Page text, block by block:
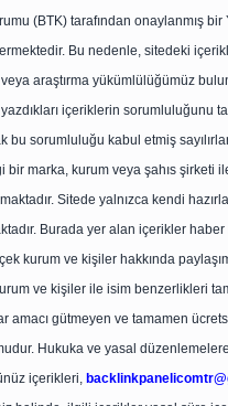
(BTK) tarafından onaylanmış bir
Bu nedenle, sitedeki
araştırma yükümlülüğümüz
içeriklerin sorumluluğunu
bu sorumluluğu kabul etmiş
bir marka, kurum veya şahıs şirketi
Sitede yalnızca kendi
Burada yer alan içerikler
kurum ve kişiler hakkında
ve kişiler ile isim benzerlikleri
amacı gütmeyen ve tamamen
Hukuka ve yasal
içerikleri,